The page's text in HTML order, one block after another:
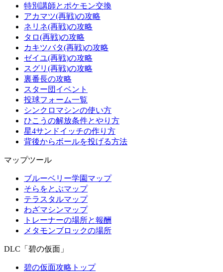
特別講師とポケモン交換
アカマツ(再戦)の攻略
ネリネ(再戦)の攻略
タロ(再戦)の攻略
カキツバタ(再戦)の攻略
ゼイユ(再戦)の攻略
スグリ(再戦)の攻略
裏番長の攻略
スター団イベント
投球フォーム一覧
シンクロマシンの使い方
ひこうの解放条件とやり方
星4サンドイッチの作り方
背後からボールを投げる方法
マップツール
ブルーベリー学園マップ
そらをとぶマップ
テラスタルマップ
わざマシンマップ
トレーナーの場所と報酬
メタモンブロックの場所
DLC「碧の仮面」
碧の仮面攻略トップ